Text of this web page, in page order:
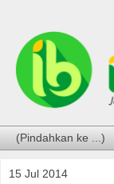
15 Jul 2014